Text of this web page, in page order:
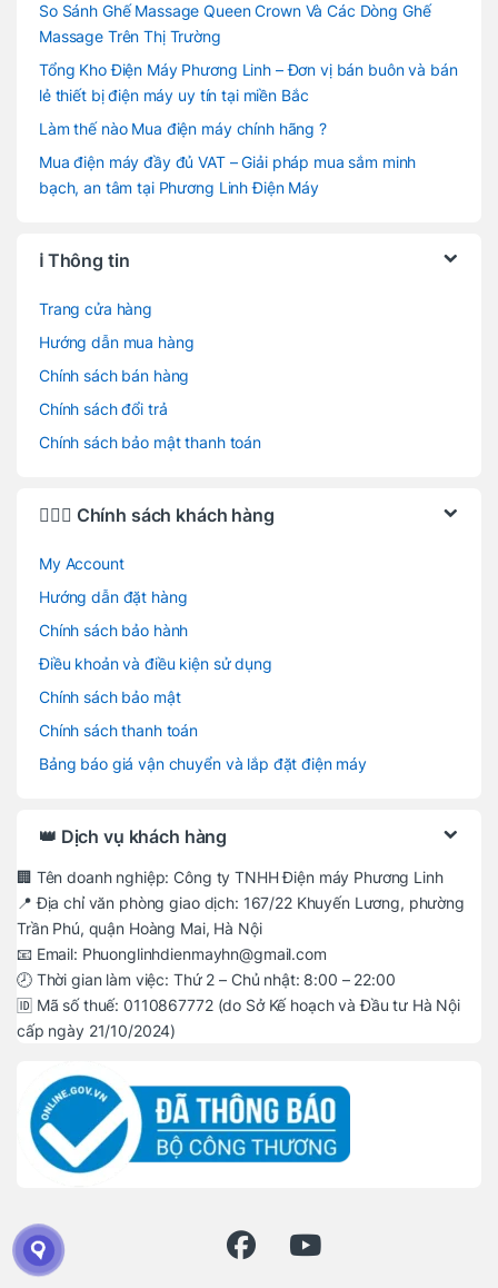
So Sánh Ghế Massage Queen Crown Và Các Dòng Ghế
Massage Trên Thị Trường
Tổng Kho Điện Máy Phương Linh – Đơn vị bán buôn và bán
lẻ thiết bị điện máy uy tín tại miền Bắc
Làm thế nào Mua điện máy chính hãng ?
Mua điện máy đầy đủ VAT – Giải pháp mua sắm minh
bạch, an tâm tại Phương Linh Điện Máy
ℹ️ Thông tin
Trang cửa hàng
Hướng dẫn mua hàng
Chính sách bán hàng
Chính sách đổi trả
Chính sách bảo mật thanh toán
🙋🏻‍♂️ Chính sách khách hàng
My Account
Hướng dẫn đặt hàng
Chính sách bảo hành
Điều khoản và điều kiện sử dụng
Chính sách bảo mật
Chính sách thanh toán
Bảng báo giá vận chuyển và lắp đặt điện máy
👑 Dịch vụ khách hàng
🏢 Tên doanh nghiệp: Công ty TNHH Điện máy Phương Linh
📍 Địa chỉ văn phòng giao dịch: 167/22 Khuyến Lương, phường
Trần Phú, quận Hoàng Mai, Hà Nội
📧 Email: Phuonglinhdienmayhn@gmail.com
🕗 Thời gian làm việc: Thứ 2 – Chủ nhật: 8:00 – 22:00
🆔 Mã số thuế: 0110867772 (do Sở Kế hoạch và Đầu tư Hà Nội
cấp ngày 21/10/2024)